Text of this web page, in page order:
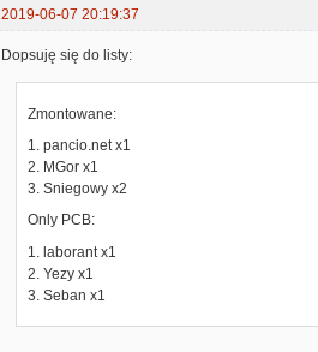
2019-06-07 20:19:37
Dopsuję się do listy:
Zmontowane:
1. pancio.net x1
2. MGor x1
3. Sniegowy x2
Only PCB:
1. laborant x1
2. Yezy x1
3. Seban x1